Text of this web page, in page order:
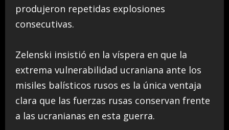
produjeron repetidas explosiones
consecutivas.
Zelenski insistió en la víspera en que la
extrema vulnerabilidad ucraniana ante los
misiles balísticos rusos es la única ventaja
clara que las fuerzas rusas conservan frente
a las ucranianas en esta guerra.